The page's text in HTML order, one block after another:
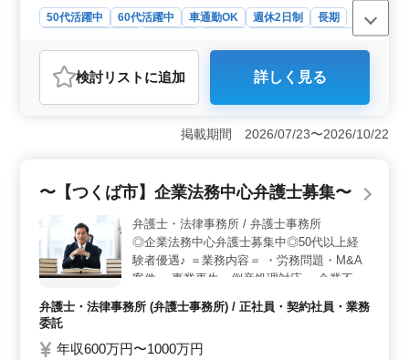
50代活躍中 60代活躍中 車通勤OK 週休2日制
長期
業務委託
おすすめポイント
＜茨城の司法事務所での弁護士募集＞ この事務所は、
民事事件を主軸に据え、相続や債務整理、会社設立など
多岐にわたる案件を取り扱っています。弁護士としての
を合格した方を歓迎しますが、経験や資格は必須ではあ
りません。未経験者やキャリアチェンジをお考えの方も
積極的に応募可能です。事務所では、経験豊富な先輩弁
護士がサポートし、新人の成長を支援します。 ＜働
きやすい環境でのキャリアアップ＞ 週休2日制を採用
し、残業はほとんどありません。ワークライフバランス
を重視しながら、専門知識を磨き、スキルアップを図る
ことが可能です。また、社会保険完備や弁護士費用の事
検討リスト に追加 詳しく見る
掲載期間 2026/07/23〜2026/10/22
〜【つくば市】企業法務中心弁護士募集〜
弁護士・法律事務所 / 弁護士事務所
◎企業法務中心弁護士募集中◎50代以上経
験者優遇♪ ＝業務内容＝ ・労務問題・M&A
案件 ・事業再生・倒産処理対応 ・企業不祥
事対応等 ＝備考＝ ・最寄り駅から徒歩5分♪
・未経験分野挑戦できます ・未経験分野サ
方 ご応募お待ちしております♪
弁護士・法律事務所 (弁護士事務所) / 正社員・契約社員・業務
委託
年収600万円〜1000万円